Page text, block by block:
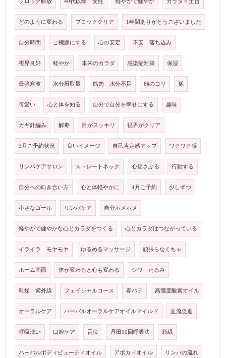
ブロック解放 40代以降 女性 軽やかで健やか カラダ＝土台
どのように変わる ブロッククリア 1年間ありがとうございました
自分時間 ご機嫌にする 心の安定 不安 落ち込み
視界良好 軽やか 本来のカラダ 感染症対策 保湿
最強寒波 水分摂取量 筋肉 水分不足 顔のコリ 孫
可愛い 心と体を知る 自分で自分を幸せにする 趣味
カギ針編み 解毒 目がスッキリ 視界がクリア
3月ご予約状況 良いイメージ 自己肯定感アップ ワクワク感
リンパケアサロン ストレートネック 心揺さぶる 行動する
自分への向き合い方 心と体軽やかに 4月ご予約 少しずつ
小さなゴール リンパケア 自分ホメホメ
軽やかで健やかな心とカラダをつくる 心とカラダはつながっている
イライラ モヤモヤ ゆるめるマッサージ 頑張らなくちゃ
ホーム画面 体が変わると心も変わる シワ たるみ
乾燥 紫外線 フェイシャルコース 春バテ 高濃度酸素オイル
オーラルケア ハーバルオーラルケアオイルマイルド 血流促進
呼吸浅い 口腔ケア 舌位 丹田10回呼吸法 新緑
ハーバルボディビューティオイル アボカドオイル リンパの流れ